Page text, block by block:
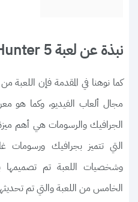
نبذة عن لعبة Dungeon Hunter 5
مجال ألعاب الفيديو، وكما هو
الجرافيك والرسومات هي أهم
التي تتميز بجرافيك ورسومات
وشخصيات اللعبة تم تصميمها